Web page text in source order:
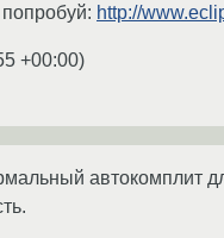
http://
+00:00)
автокомплит